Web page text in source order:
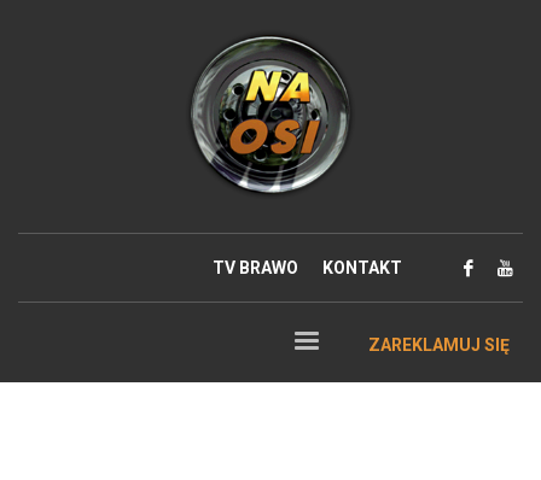
TV BRAWO KONTAKT
ZAREKLAMUJ SIĘ